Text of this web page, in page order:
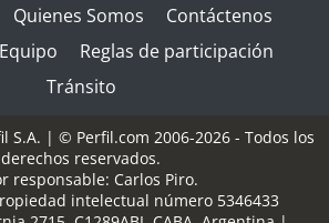
Quienes Somos
Contáctenos
Equipo
Reglas de participación
Tránsito
S.A. | © Perfil.com 2006-2026 - Todos los
derechos reservados.
responsable: Carlos Piro.
intelectual número 5346433